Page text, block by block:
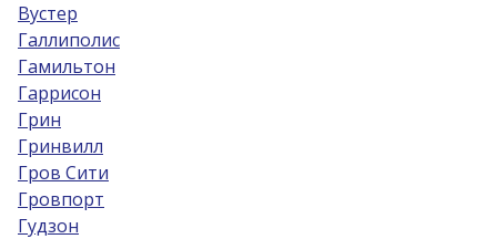
Вустер
Галлиполис
Гамильтон
Гаррисон
Грин
Гринвилл
Гров Сити
Гровпорт
Гудзон